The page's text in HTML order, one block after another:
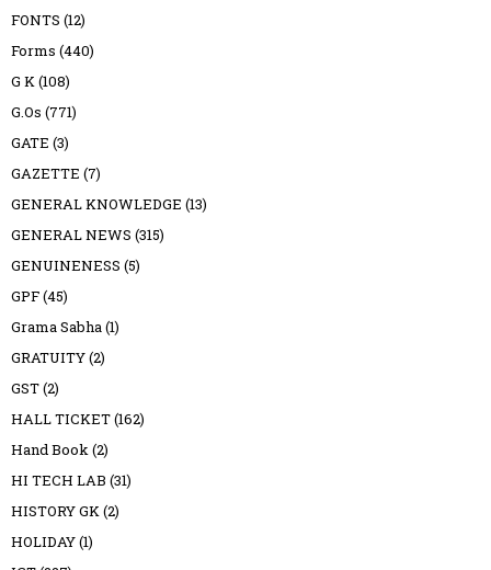
FONTS (12)
Forms (440)
G K(108)
G.Os (771)
GATE (3)
GAZETTE (7)
GENERAL KNOWLEDGE (13)
GENERAL NEWS (315)
GENUINENESS (5)
GPF(45)
Grama Sabha(1)
GRATUITY(2)
GST(2)
HALL TICKET(162)
Hand Book(2)
HI TECH LAB (31)
HISTORY GK(2)
HOLIDAY(1)